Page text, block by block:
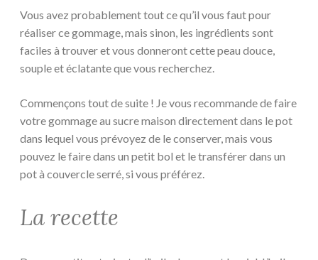
Vous avez probablement tout ce qu’il vous faut pour
réaliser ce gommage, mais sinon, les ingrédients sont
faciles à trouver et vous donneront cette peau douce,
souple et éclatante que vous recherchez.
Commençons tout de suite ! Je vous recommande de faire
votre gommage au sucre maison directement dans le pot
dans lequel vous prévoyez de le conserver, mais vous
pouvez le faire dans un petit bol et le transférer dans un
pot à couvercle serré, si vous préférez.
La recette